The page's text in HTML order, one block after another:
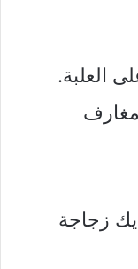
العلبة.
زجاجة